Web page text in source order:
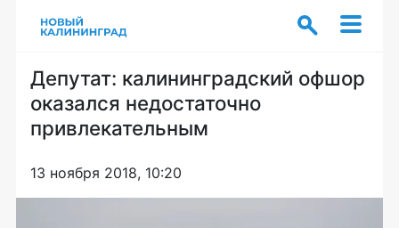
Депутат: калининградский офшор
оказался недостаточно
привлекательным
13 ноября 2018, 10:20